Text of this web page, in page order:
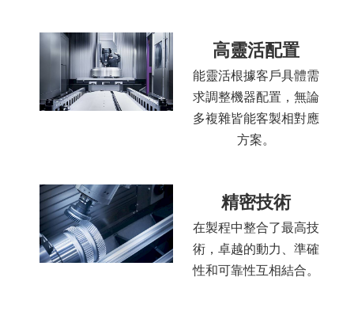
高靈活配置
能靈活根據客戶具體需
求調整機器配置，無論
多複雜皆能客製相對應
方案。
精密技術
在製程中整合了最高技
術，卓越的動力、準確
性和可靠性互相結合。